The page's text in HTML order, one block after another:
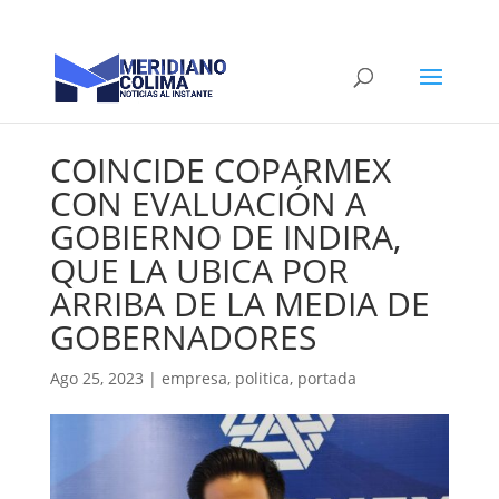
COINCIDE COPARMEX
CON EVALUACIÓN A
GOBIERNO DE INDIRA,
QUE LA UBICA POR
ARRIBA DE LA MEDIA DE
GOBERNADORES
Ago 25, 2023 | empresa, politica, portada